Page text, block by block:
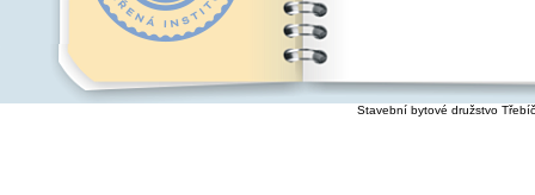
Stavební bytové družstvo